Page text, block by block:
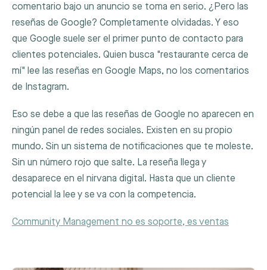
comentario bajo un anuncio se toma en serio. ¿Pero las
reseñas de Google? Completamente olvidadas. Y eso
que Google suele ser el primer punto de contacto para
clientes potenciales. Quien busca "restaurante cerca de
mí" lee las reseñas en Google Maps, no los comentarios
de Instagram.
Eso se debe a que las reseñas de Google no aparecen en
ningún panel de redes sociales. Existen en su propio
mundo. Sin un sistema de notificaciones que te moleste.
Sin un número rojo que salte. La reseña llega y
desaparece en el nirvana digital. Hasta que un cliente
potencial la lee y se va con la competencia.
Community Management no es soporte, es ventas